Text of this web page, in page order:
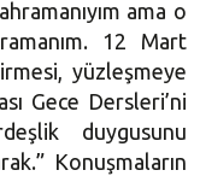
ama o
12 Mart
yüzleşmeye
Gece Dersleri’ni
duygusunu
Konuşmaların